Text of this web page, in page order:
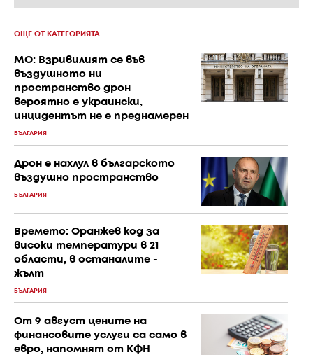
ОЩЕ ОТ КАТЕГОРИЯТА
МО: Взривилият се във
въздушното ни
пространство дрон
вероятно е украински,
инцидентът не е преднамерен
БЪЛГАРИЯ
Дрон е нахлул в българското
въздушно пространство
БЪЛГАРИЯ
Времето: Оранжев код за
високи температури в 21
области, в останалите -
жълт
БЪЛГАРИЯ
От 9 август цените на
финансовите услуги са само в
евро, напомнят от КФН